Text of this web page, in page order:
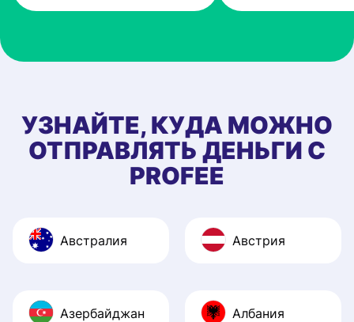
УЗНАЙТЕ, КУДА МОЖНО
ОТПРАВЛЯТЬ ДЕНЬГИ С
PROFEE
Австралия Австрия
Азербайджан Албания